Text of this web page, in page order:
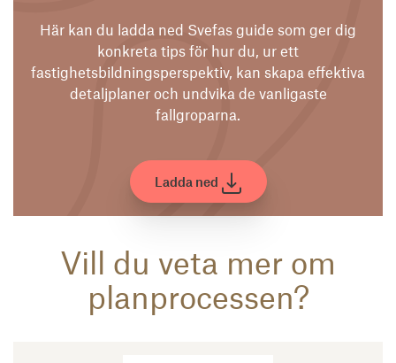
Här kan du ladda ned Svefas guide som ger dig
konkreta tips för hur du, ur ett
fastighetsbildningsperspektiv, kan skapa effektiva
detaljplaner och undvika de vanligaste
fallgroparna.
Ladda ned
Vill du veta mer om
planprocessen?